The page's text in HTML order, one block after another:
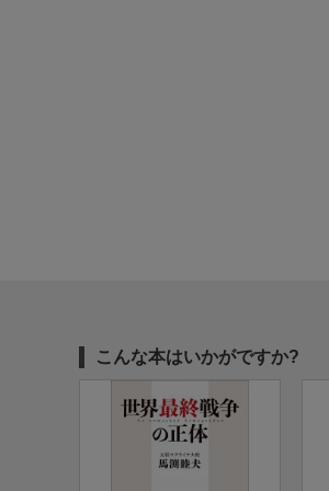
こんな本はいかがですか?